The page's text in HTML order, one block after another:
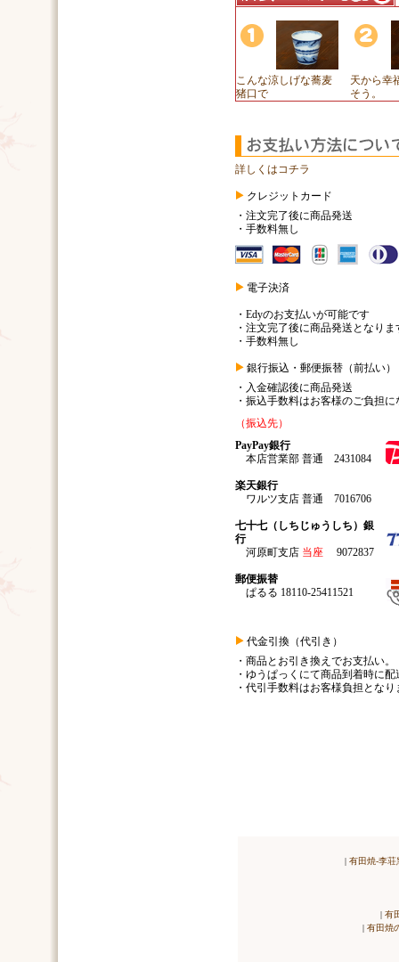
こんな涼しげな蕎麦
猪口で
天から幸
そう。
詳しくはコチラ
クレジットカード
・注文完了後に商品発送
・手数料無し
電子決済
・Edyのお支払いが可能です
・注文完了後に商品発送となりま
・手数料無し
銀行振込・郵便振替（前払い）
・入金確認後に商品発送
・振込手数料はお客様のご負担
（振込先）
PayPay銀行
本店営業部 普通 2431084
楽天銀行
ワルツ支店 普通 7016706
七十七（しちじゅうしち）銀
行
河原町支店 当座 9072837
郵便振替
ぱるる 18110-25411521
代金引換（代引き）
・商品とお引き換えでお支払い。
・ゆうぱっくにて商品到着時に
・代引手数料はお客様負担となり
| 有田焼-李荘
| 有
| 有田焼